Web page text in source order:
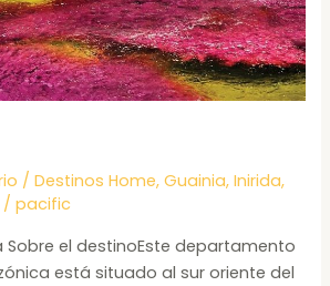
/Destinos Home,Guainia,Inirida,
/pacific
Sobre el destinoEste departamento
está situado al sur oriente del